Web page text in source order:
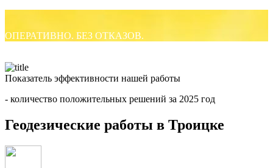
ОПЕРАТИВНО. БЕЗ ОТКАЗОВ.
Показатель эффективности нашей работы
- количество положительных решений за 2025 год
Геодезические работы в Троицке